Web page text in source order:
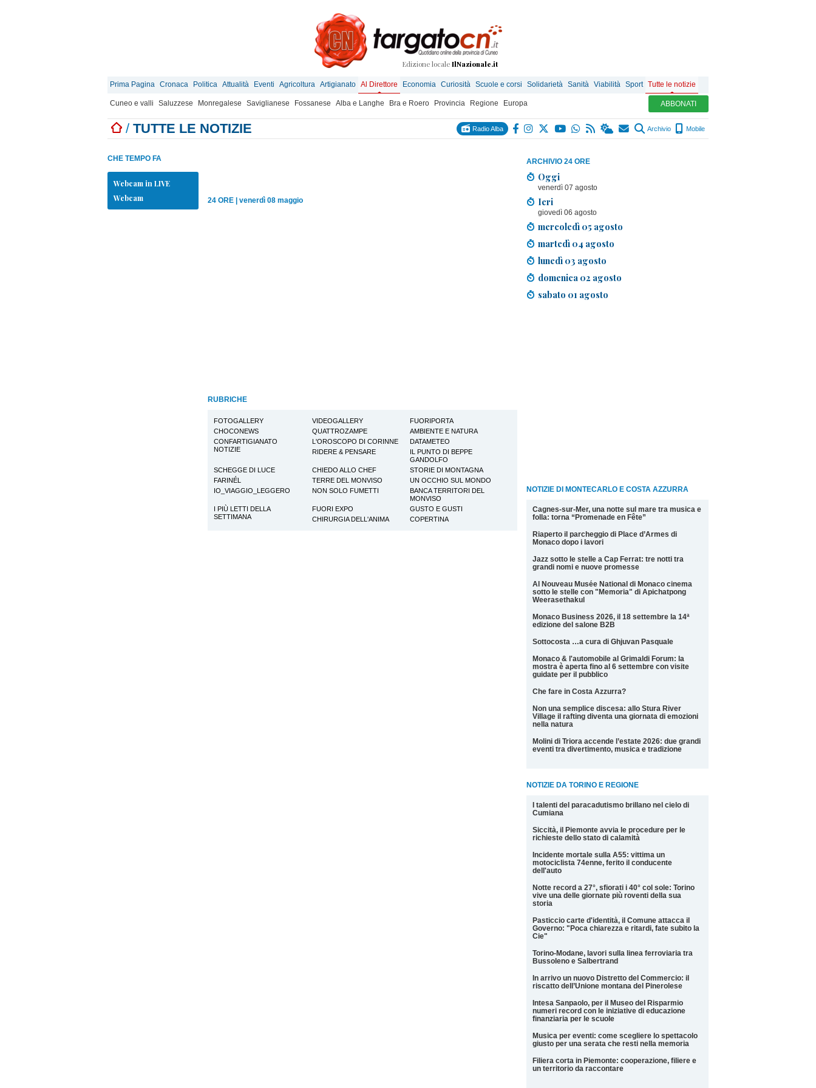
Edizione locale IlNazionale.it
Prima Pagina Cronaca Politica Attualità Eventi Agricoltura Artigianato Al Direttore Economia Curiosità Scuole e corsi Solidarietà Sanità Viabilità Sport Tutte le notizie
Cuneo e valli Saluzzese Monregalese Saviglianese Fossanese Alba e Langhe Bra e Roero Provincia Regione Europa ABBONATI
/ TUTTE LE NOTIZIE Radio Alba Archivio Mobile
ARCHIVIO 24 ORE
Oggi
venerdì 07 agosto
Ieri
giovedì 06 agosto
mercoledì 05 agosto
martedì 04 agosto
lunedì 03 agosto
domenica 02 agosto
sabato 01 agosto
NOTIZIE DI MONTECARLO E COSTA AZZURRA
Cagnes-sur-Mer, una notte sul mare tra musica e
folla: torna “Promenade en Fête”
Riaperto il parcheggio di Place d’Armes di
Monaco dopo i lavori
Jazz sotto le stelle a Cap Ferrat: tre notti tra
grandi nomi e nuove promesse
Al Nouveau Musée National di Monaco cinema
sotto le stelle con "Memoria" di Apichatpong
Weerasethakul
Monaco Business 2026, il 18 settembre la 14ª
edizione del salone B2B
Sottocosta …a cura di Ghjuvan Pasquale
Monaco & l'automobile al Grimaldi Forum: la
mostra è aperta fino al 6 settembre con visite
guidate per il pubblico
Che fare in Costa Azzurra?
Non una semplice discesa: allo Stura River
Village il rafting diventa una giornata di emozioni
nella natura
Molini di Triora accende l’estate 2026: due grandi
eventi tra divertimento, musica e tradizione
NOTIZIE DA TORINO E REGIONE
I talenti del paracadutismo brillano nel cielo di
Cumiana
Siccità, il Piemonte avvia le procedure per le
richieste dello stato di calamità
Incidente mortale sulla A55: vittima un
motociclista 74enne, ferito il conducente
dell'auto
Notte record a 27°, sfiorati i 40° col sole: Torino
vive una delle giornate più roventi della sua
storia
Pasticcio carte d'identità, il Comune attacca il
Governo: "Poca chiarezza e ritardi, fate subito la
Cie"
Torino-Modane, lavori sulla linea ferroviaria tra
Bussoleno e Salbertrand
In arrivo un nuovo Distretto del Commercio: il
riscatto dell’Unione montana del Pinerolese
Intesa Sanpaolo, per il Museo del Risparmio
numeri record con le iniziative di educazione
finanziaria per le scuole
Musica per eventi: come scegliere lo spettacolo
giusto per una serata che resti nella memoria
Filiera corta in Piemonte: cooperazione, filiere e
un territorio da raccontare
CHE TEMPO FA
Webcam in LIVE
Webcam
24 ORE venerdì 08 maggio
RUBRICHE
FOTOGALLERY VIDEOGALLERY
FUORIPORTA
CHOCONEWS
QUATTROZAMPE
AMBIENTE E NATURA
CONFARTIGIANATO
NOTIZIE
L'OROSCOPO DI CORINNE
DATAMETEO
RIDERE & PENSARE
IL PUNTO DI BEPPE
GANDOLFO
SCHEGGE DI LUCE
CHIEDO ALLO CHEF
STORIE DI MONTAGNA
FARINÉL
TERRE DEL MONVISO
UN OCCHIO SUL MONDO
IO_VIAGGIO_LEGGERO
NON SOLO FUMETTI
BANCA TERRITORI DEL
MONVISO
I PIÙ LETTI DELLA
SETTIMANA
FUORI EXPO
GUSTO E GUSTI
CHIRURGIA DELL'ANIMA
COPERTINA